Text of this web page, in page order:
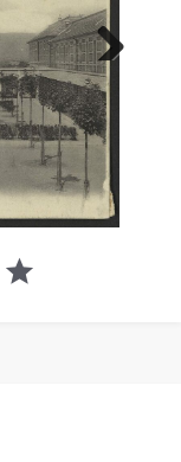
Next